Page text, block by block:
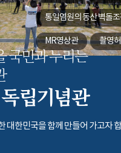
통일염원의 동산벽돌
MR영상관 촬영
국민과 누리는
립기념관
대한민국을 함께 만들어 가고자